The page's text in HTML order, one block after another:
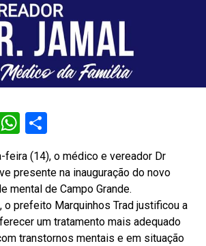
EmailWhatsApp
feira (14), o médico e vereador Dr
presente na inauguração do novo
mental de Campo Grande.
o prefeito Marquinhos Trad justificou a
um tratamento mais adequado
transtornos mentais e em situação